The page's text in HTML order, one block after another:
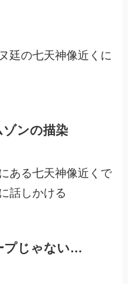
廷の七天神像近くに
ンの描染
ある七天神像近くで
話しかける
プじゃない…